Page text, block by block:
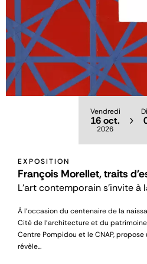
Vendredi
16 oct.
2026
EXPOSITION
François Morellet, traits
L'art contemporain s'invite à
À l’occasion du centenaire de la
Cité de l’architecture et du
Centre Pompidou et le CNAP,
révèle...